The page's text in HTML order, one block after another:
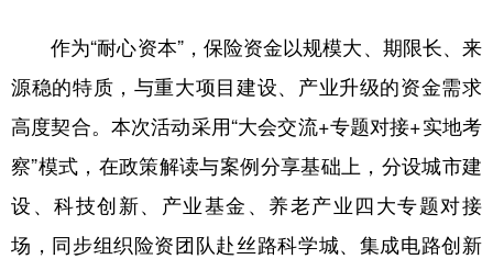
作为“耐心资本”，保险资金以规模大、期限长、来
源稳的特质，与重大项目建设、产业升级的资金需求
高度契合。本次活动采用“大会交流+专题对接+实地考
察”模式，在政策解读与案例分享基础上，分设城市建
设、科技创新、产业基金、养老产业四大专题对接
场，同步组织险资团队赴丝路科学城、集成电路创新